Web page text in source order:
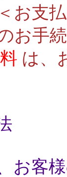
お支
お手
は、
客様